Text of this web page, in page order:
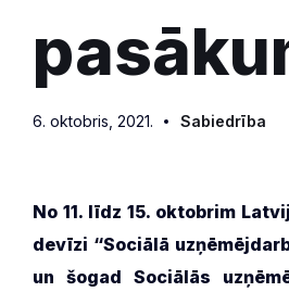
6. oktobris, 2021. Sabiedrība
No 11. līdz 15. oktobrim
devīzi “Sociālā
un šogad Sociālās